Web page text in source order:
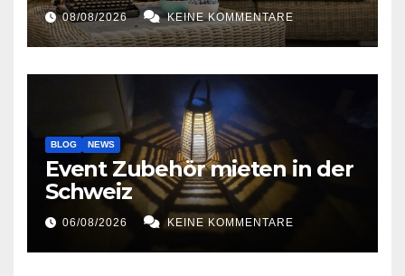
08/08/2026 KEINE KOMMENTARE
BLOG NEWS
Event Zubehör mieten in der
Schweiz
06/08/2026 KEINE KOMMENTARE